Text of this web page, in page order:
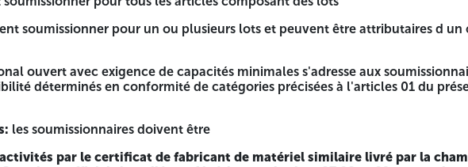
composant des lots
lots et peuvent être attributaires d un ou de plusieurs lots.
minimales s'adresse aux soumissionnaires justifiant les conditions
soumissionner pour un ou plusieurs lots et peuvent être attributaires d un
ouvert avec exigence de capacités minimales s'adresse aux
déterminés en conformité de catégories précisées à l'articles 01 du
les soumissionnaires doivent être
par le certificat de fabricant de matériel similaire livré par la